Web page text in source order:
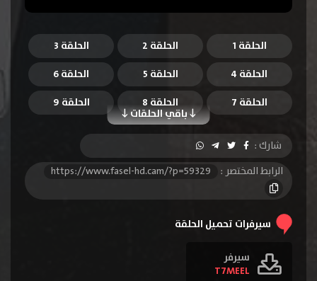
الحلقة 1 الحلقة 2
الحلقة 3
الحلقة 4
الحلقة 5 الحلقة 6
باقي الحلقات
الحلقة 7 الحلقة 8
الحلقة 9
الحلقة 10
الحلقة 11
الحلقة 12
الحلقة 13
الحلقة 14
الحلقة 15
الحلقة 25
شارك :
الرابط المختصر :
https://www.fasel-hd.cam/?p=59329
سيرفرات تحميل الحلقة
سيرفر
T7MEEL